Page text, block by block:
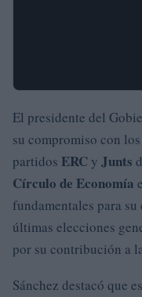
El presidente del
su compromiso con
partidos ERC y Junts
Círculo de Economía
fundamentales para
últimas elecciones
por su contribución a
Sánchez destacó que